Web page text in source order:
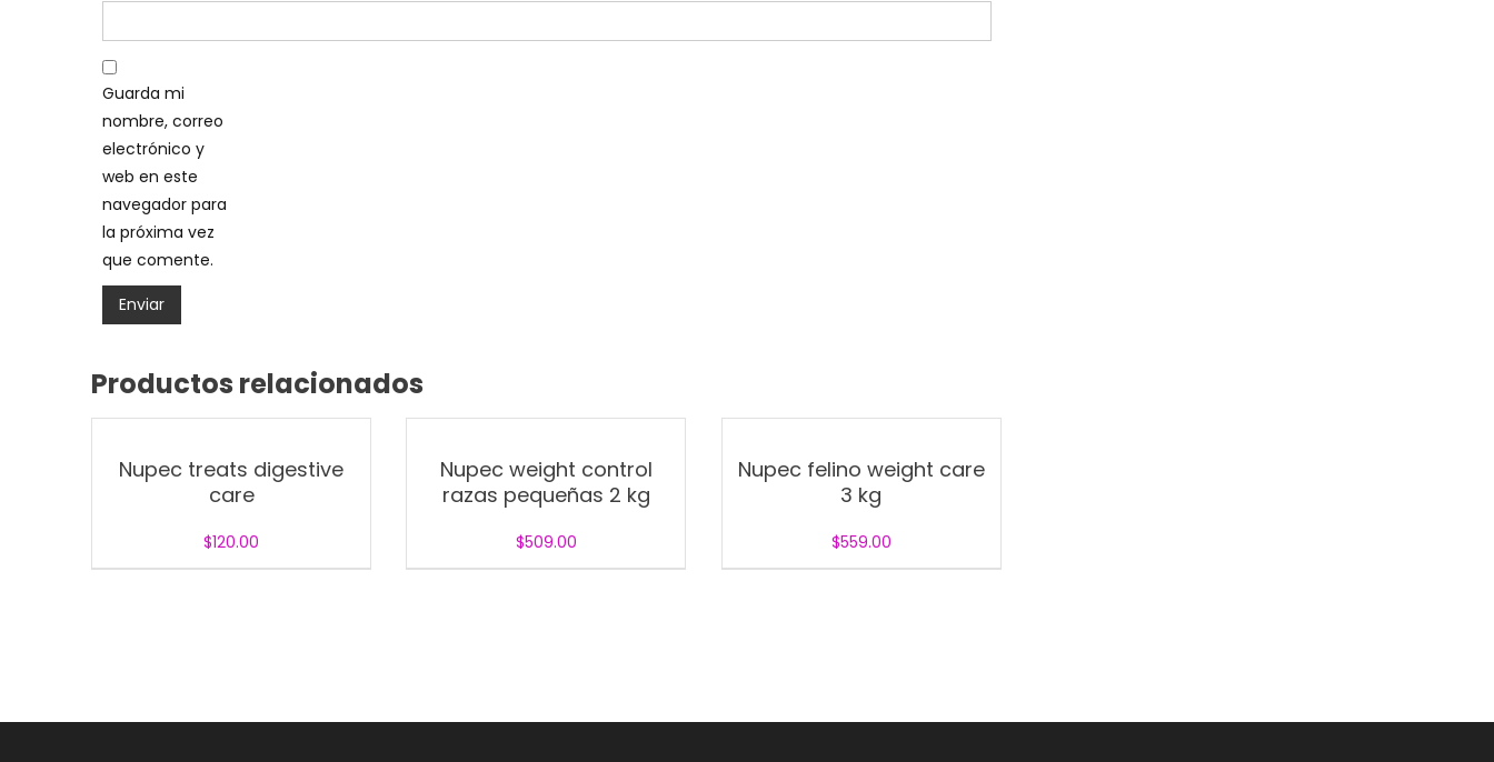
Guarda mi
nombre, correo
electrónico y
web en este
navegador para
la próxima vez
que comente.
Productos relacionados
Nupec treats digestive
care
$120.00
Nupec weight control
razas pequeñas 2 kg
$509.00
Nupec felino weight care
3 kg
$559.00